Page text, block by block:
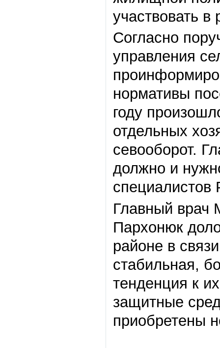
участвовать в
Согласно
управления
нормативы
году
отдельных
севооборот.
должно и
специалистов
Главный врач
Пархонюк
районе в
стабильная,
тенденция к
защитные
приобретены